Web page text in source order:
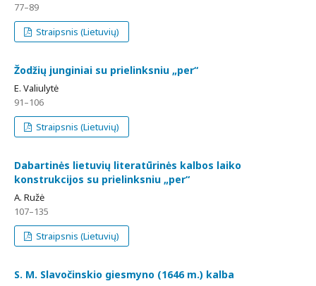
77–89
Straipsnis (Lietuvių)
Žodžių junginiai su prielinksniu „per“
E. Valiulytė
91–106
Straipsnis (Lietuvių)
Dabartinės lietuvių literatūrinės kalbos laiko
konstrukcijos su prielinksniu „per“
A. Ružė
107–135
Straipsnis (Lietuvių)
S. M. Slavočinskio giesmyno (1646 m.) kalba